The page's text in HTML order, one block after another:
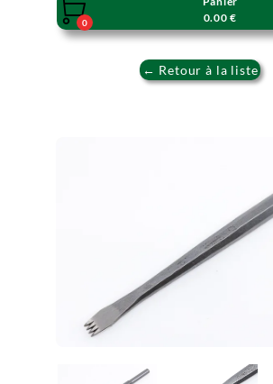

0
0.00 €
← Retour à la liste